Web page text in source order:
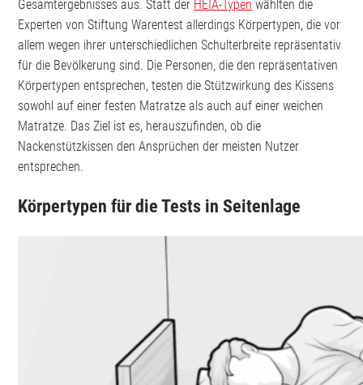
Gesamtergebnisses aus. Statt der HEIA-Typen wählten die
Experten von Stiftung Warentest allerdings Körpertypen, die vor
allem wegen ihrer unterschiedlichen Schulterbreite repräsentativ
für die Bevölkerung sind. Die Personen, die den repräsentativen
Körpertypen entsprechen, testen die Stützwirkung des Kissens
sowohl auf einer festen Matratze als auch auf einer weichen
Matratze. Das Ziel ist es, herauszufinden, ob die
Nackenstützkissen den Ansprüchen der meisten Nutzer
entsprechen.
Körpertypen für die Tests in Seitenlage